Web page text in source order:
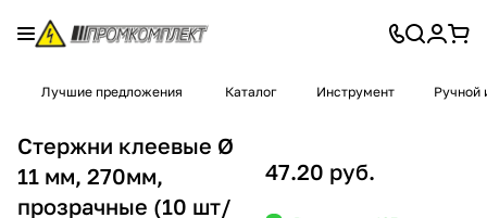
Лучшие предложения Каталог Инструмент Ручной
Стержни клеевые Ø
11 мм, 270мм,
прозрачные (10 шт/
47.20 руб.